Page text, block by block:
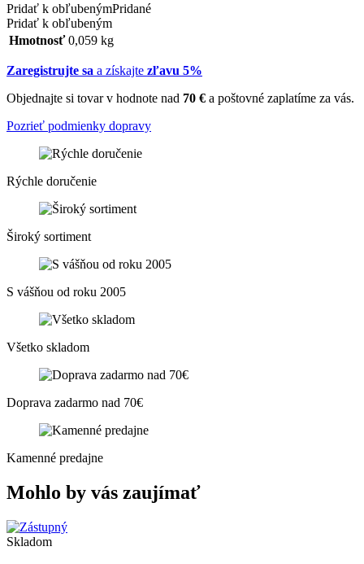
Pridať k obľubenýmPridané
Pridať k obľubeným
Hmotnosť 0,059 kg
Zaregistrujte sa a získajte zľavu 5%
Objednajte si tovar v hodnote nad 70 € a poštovné zaplatíme za vás.
Pozrieť podmienky dopravy
Rýchle doručenie
Široký sortiment
S vášňou od roku 2005
Všetko skladom
Doprava zadarmo nad 70€
Kamenné predajne
Mohlo by vás zaujímať
Skladom